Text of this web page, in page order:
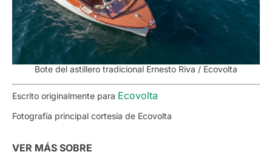
Bote del astillero tradicional Ernesto Riva / Ecovolta
Escrito originalmente para Ecovolta
Fotografía principal cortesía de Ecovolta
VER MÁS SOBRE